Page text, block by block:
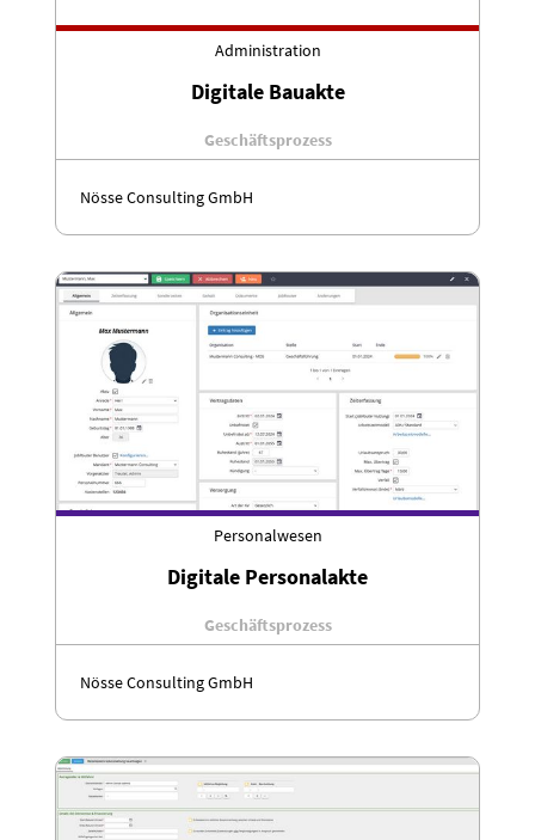
Administration
Digitale Bauakte
Geschäftsprozess
Nösse Consulting GmbH
Personalwesen
Digitale Personalakte
Geschäftsprozess
Nösse Consulting GmbH